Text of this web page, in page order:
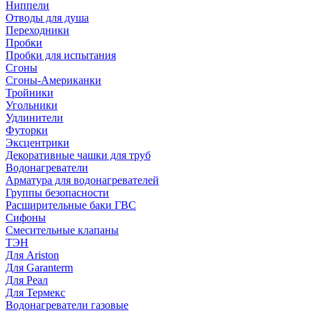
Ниппели
Отводы для душа
Переходники
Пробки
Пробки для испытания
Сгоны
Сгоны-Американки
Тройники
Угольники
Удлинители
Футорки
Эксцентрики
Декоративные чашки для труб
Водонагреватели
Арматура для водонагревателей
Группы безопасности
Расширительные баки ГВС
Сифоны
Смесительные клапаны
ТЭН
Для Ariston
Для Garanterm
Для Реал
Для Термекс
Водонагреватели газовые